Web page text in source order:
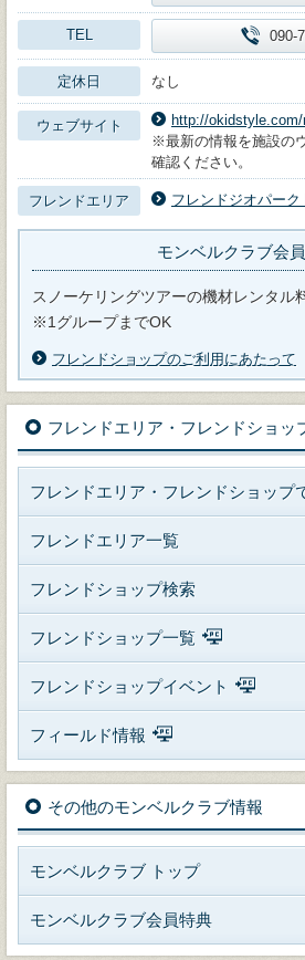
TEL 090-
定休日 なし
ウェブサイト
http://okidstyle.com/
※最新の情報を施設の
確認ください。
フレンドエリア フレンドジオパーク
モンベルクラブ会
スノーケリングツアーの機材レンタル
※1グループまでOK
フレンドショップのご利用にあたって
フレンドエリア・フレンドショッ
フレンドエリア・フレンドショップ
フレンドエリア一覧
フレンドショップ検索
フレンドショップ一覧
フレンドショップイベント
フィールド情報
その他のモンベルクラブ情報
モンベルクラブ トップ
モンベルクラブ会員特典